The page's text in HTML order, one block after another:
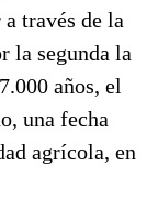
través de la
la segunda la
años, el
una fecha
agrícola, en